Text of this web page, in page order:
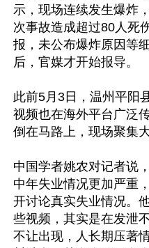
示，现场连续发生爆炸
次事故造成超过80人死
报，未公布爆炸原因等
后，官媒才开始报导。
此前5月3日，温州平阳
视频也在海外平台广泛
倒在马路上，现场聚集
中国学者姚农对记者说
中年失业情况更加严重
开讨论真实失业情况。
些视频，其实是在发泄
不让出现，人长期压著